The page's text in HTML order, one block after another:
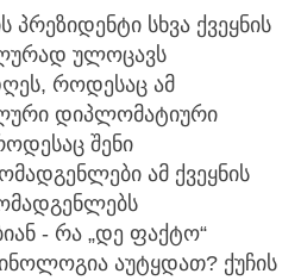
პრეზიდენტი სხვა ქვეყნის
ულოცავს
როდესაც ამ
დიპლომატიური
შენი
ამ ქვეყნის
- რა „დე ფაქტო“
აუტყდათ? ქუჩის